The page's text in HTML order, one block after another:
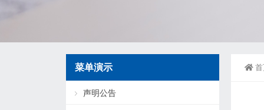
菜单演示
声明公告